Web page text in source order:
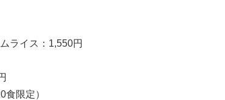
ライス：1,550円
限定）